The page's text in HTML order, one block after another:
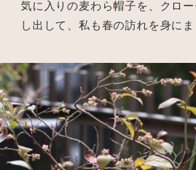
気に入りの麦わら帽子を、クロ
し出して、私も春の訪れを身にま